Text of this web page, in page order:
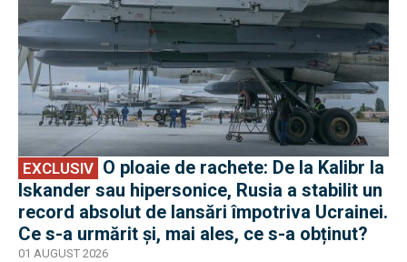
EXCLUSIV
Iskander sau hipersonice, Rusia a stabilit un
record absolut de lansări împotriva Ucrainei.
Ce s-a urmărit și, mai ales, ce s-a obținut?
01 AUGUST 2026